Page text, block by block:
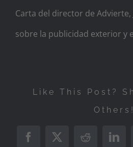
Carta del director de Advierte,
sobre la publicidad exterior y
Like This Post?
Others!
Facebook
X Reddit